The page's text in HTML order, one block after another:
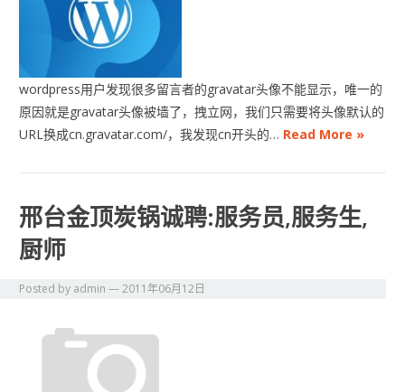
wordpress用户发现很多留言者的gravatar头像不能显示，唯一的
原因就是gravatar头像被墙了，拽立网，我们只需要将头像默认的
URL换成cn.gravatar.com/，我发现cn开头的… Read More »
邢台金顶炭锅诚聘:服务员,服务生,
厨师
Posted by admin —2011年06月12日